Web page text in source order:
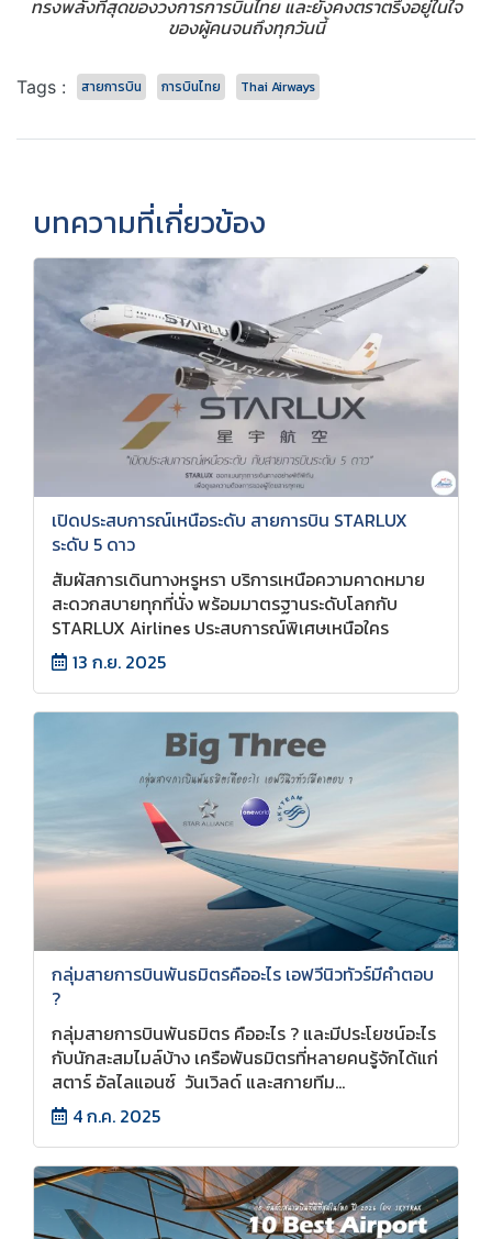
ทรงพลังที่สุดของวงการการบินไทย และยังคงตราตรึงอยู่ในใจ
ของผู้คนจนถึงทุกวันนี้
Tags : สายการบิน การบินไทย Thai Airways
บทความที่เกี่ยวข้อง
เปิดประสบการณ์เหนือระดับ สายการบิน STARLUX
ระดับ 5 ดาว
สัมผัสการเดินทางหรูหรา บริการเหนือความคาดหมาย
สะดวกสบายทุกที่นั่ง พร้อมมาตรฐานระดับโลกกับ
STARLUX Airlines ประสบการณ์พิเศษเหนือใคร
13 ก.ย. 2025
กลุ่มสายการบินพันธมิตรคืออะไร เอฟวีนิวทัวร์มีคำตอบ
?
กลุ่มสายการบินพันธมิตร คืออะไร ? และมีประโยชน์อะไร
กับนักสะสมไมล์บ้าง เครือพันธมิตรที่หลายคนรู้จักได้แก่
สตาร์ อัลไลแอนซ์ วันเวิลด์ และสกายทีม...
4 ก.ค. 2025